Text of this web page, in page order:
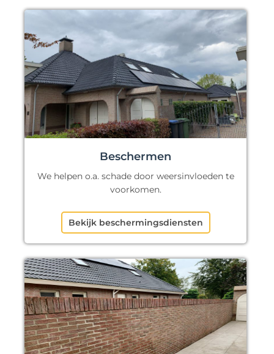
Beschermen
We helpen o.a. schade door weersinvloeden te
voorkomen.
Bekijk beschermingsdiensten